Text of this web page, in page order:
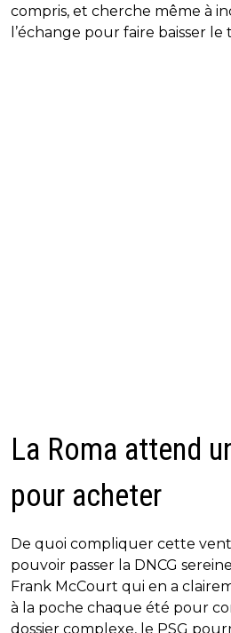
compris, et cherche même à
l’échange pour faire baisser le
La Roma attend
pour acheter
De quoi compliquer cette
pouvoir passer la DNCG
Frank McCourt qui en a
à la poche chaque été pour
dossier complexe, le PSG